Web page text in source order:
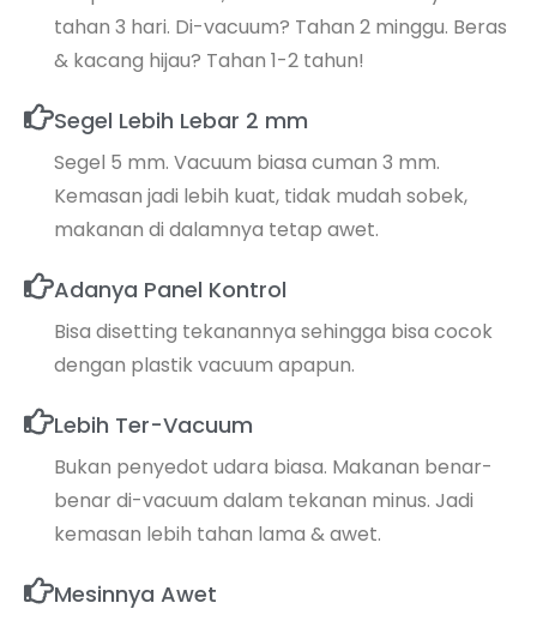
tahan 3 hari. Di-vacuum? Tahan 2 minggu. Beras
& kacang hijau? Tahan 1-2 tahun!
Segel Lebih Lebar 2 mm
Segel 5 mm. Vacuum biasa cuman 3 mm.
Kemasan jadi lebih kuat, tidak mudah sobek,
makanan di dalamnya tetap awet.
Adanya Panel Kontrol
Bisa disetting tekanannya sehingga bisa cocok
dengan plastik vacuum apapun.
Lebih Ter-Vacuum
Bukan penyedot udara biasa. Makanan benar-
benar di-vacuum dalam tekanan minus. Jadi
kemasan lebih tahan lama & awet.
Mesinnya Awet